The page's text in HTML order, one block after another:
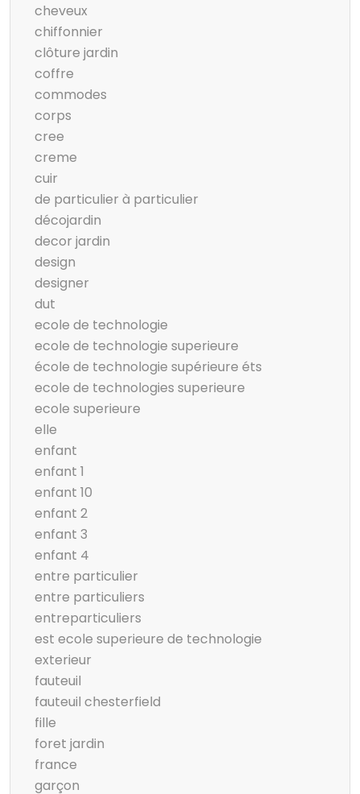
cheveux
chiffonnier
clôture jardin
coffre
commodes
corps
cree
creme
cuir
de particulier à particulier
décojardin
decor jardin
design
designer
dut
ecole de technologie
ecole de technologie superieure
école de technologie supérieure éts
ecole de technologies superieure
ecole superieure
elle
enfant
enfant 1
enfant 10
enfant 2
enfant 3
enfant 4
entre particulier
entre particuliers
entreparticuliers
est ecole superieure de technologie
exterieur
fauteuil
fauteuil chesterfield
fille
foret jardin
france
garçon